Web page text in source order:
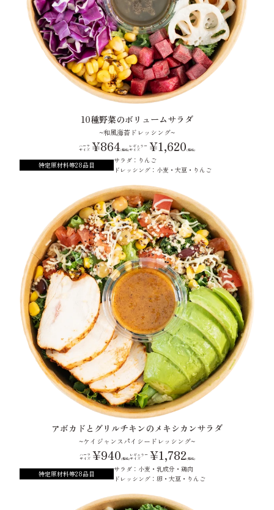
10種野菜のボリュームサラダ
~和風海苔ドレッシング~
ハーフ
サイズ ¥864(税込)
レギュラー
サイズ ¥1,620(税込)
特定原材料等28品目
サラダ：りんご
ドレッシング：小麦・大豆・りんご
アボカドとグリルチキンのメキシカンサラダ
~ケイジャンスパイシードレッシング~
ハーフ
サイズ ¥940(税込)
レギュラー
サイズ ¥1,782(税込)
特定原材料等28品目
サラダ：小麦・乳成分・鶏肉
ドレッシング：卵・大豆・りんご